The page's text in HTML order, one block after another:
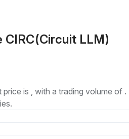
LLM)
is , with a trading volume of .